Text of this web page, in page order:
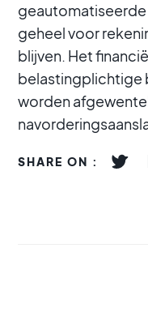
geheel voor
blijven. Het
belastingplichtige
worden
SHARE ON :